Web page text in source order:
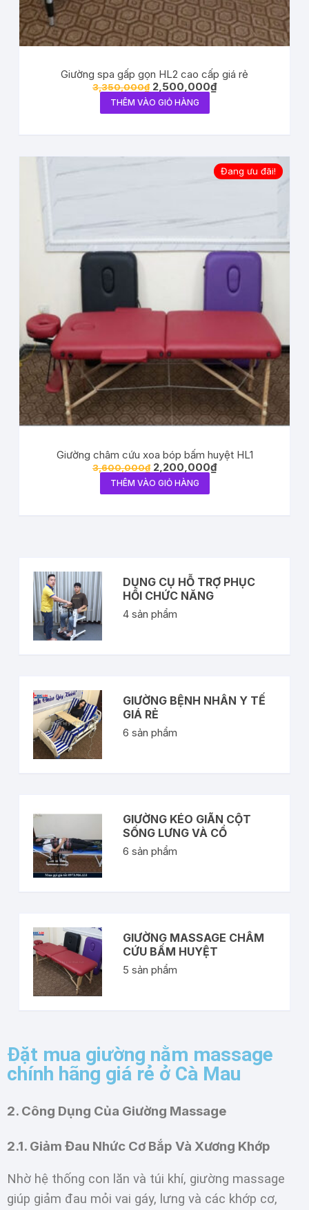
Giường spa gấp gọn HL2 cao cấp giá rẻ
3,350,000₫ 2,500,000₫
THÊM VÀO GIỎ HÀNG
Đang ưu đãi!
Giường châm cứu xoa bóp bấm huyệt HL1
3,600,000₫ 2,200,000₫
THÊM VÀO GIỎ HÀNG
DỤNG CỤ HỖ TRỢ PHỤC
HỒI CHỨC NĂNG
4 sản phẩm
GIƯỜNG BỆNH NHÂN Y TẾ
GIÁ RẺ
6 sản phẩm
GIƯỜNG KÉO GIÃN CỘT
SỐNG LƯNG VÀ CỔ
6 sản phẩm
GIƯỜNG MASSAGE CHÂM
CỨU BẤM HUYỆT
5 sản phẩm
Đặt mua giường nằm massage
chính hãng giá rẻ ở Cà Mau
2. Công Dụng Của Giường Massage
2.1. Giảm Đau Nhức Cơ Bắp Và Xương Khớp
Nhờ hệ thống con lăn và túi khí, giường massage
giúp giảm đau mỏi vai gáy, lưng và các khớp cơ,